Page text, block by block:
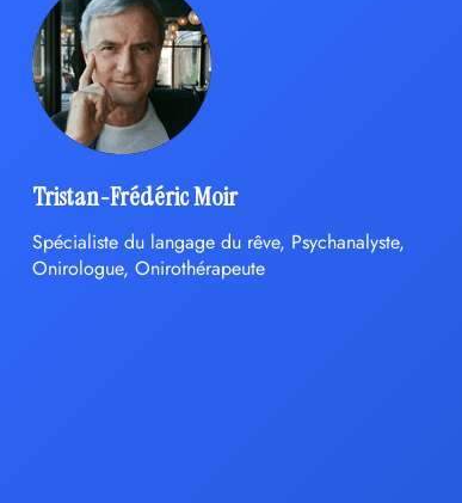
Tristan-Frédéric Moir
Spécialiste du langage du rêve, Psychanalyste,
Onirologue, Onirothérapeute